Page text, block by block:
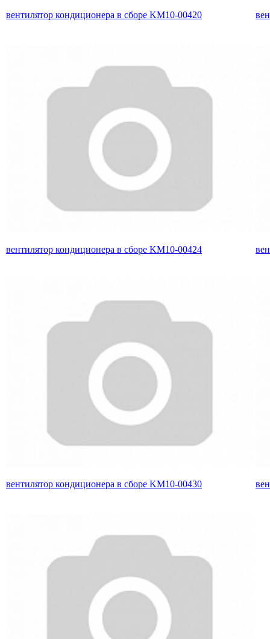
вентилятор кондиционера в сборе KM10-00420
вентилятор кондиционера в сборе KM10-00424
вентилятор кондиционера в сборе KM10-00430